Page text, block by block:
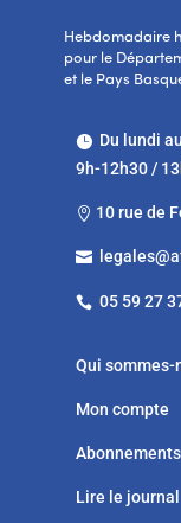
Hebdomadaire
pour le
et le Pays
Du lundi
9h-12h30 /
 10 rue de

 05 59 27
Qui sommes-
Mon compte
Abonnements
Lire le journal